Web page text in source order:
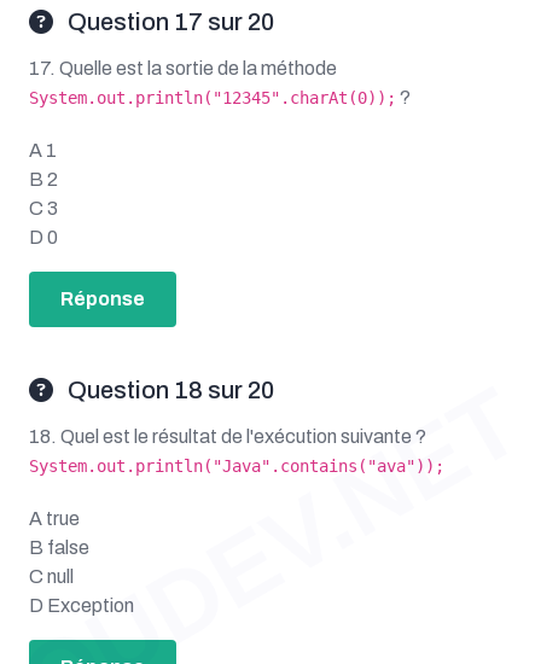
Question 17 sur 20
17. Quelle est la sortie de la méthode
System.out.println("12345".charAt(0)); ?
A 1
B 2
C 3
D 0
Réponse
Question 18 sur 20
18. Quel est le résultat de l'exécution suivante ?
System.out.println("Java".contains("ava"));
A true
B false
C null
D Exception
OUDEV.NET